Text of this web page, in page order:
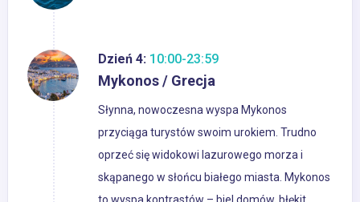
Dzień 4: 10:00-23:59
Mykonos / Grecja
Słynna, nowoczesna wyspa Mykonos
przyciąga turystów swoim urokiem. Trudno
oprzeć się widokowi lazurowego morza i
skąpanego w słońcu białego miasta. Mykonos